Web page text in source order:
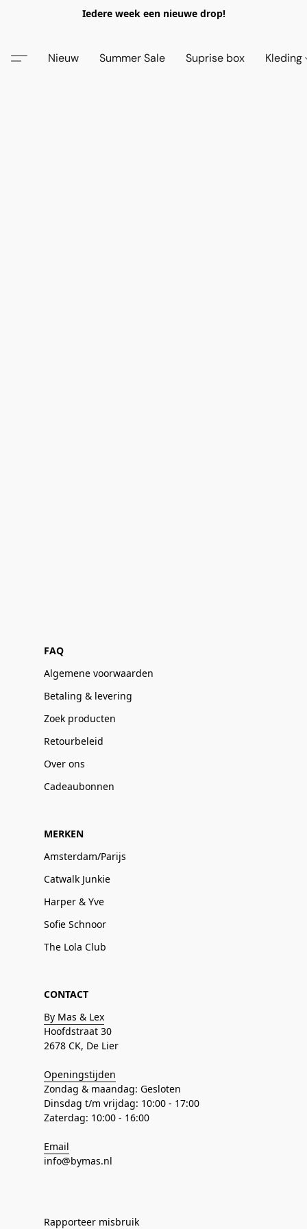
Iedere week een nieuwe drop!
Nieuw Summer Sale Suprise box Kleding
FAQ
Algemene voorwaarden
Betaling & levering
Zoek producten
Retourbeleid
Over ons
Cadeaubonnen
MERKEN
Amsterdam/Parijs
Catwalk Junkie
Harper & Yve
Sofie Schnoor
The Lola Club
CONTACT
By Mas & Lex
Hoofdstraat 30
2678 CK, De Lier
Openingstijden
Zondag & maandag: Gesloten
Dinsdag t/m vrijdag: 10:00 - 17:00
Zaterdag: 10:00 - 16:00
Email
info@bymas.nl
Rapporteer misbruik